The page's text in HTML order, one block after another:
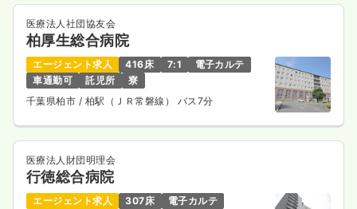
気になる 詳細を見る
検診・健診保健師 一般病院
日勤のみ（常勤）
※経験3年の例
時間 8:30～17:00
日祝休み
月給32万円以上可
医療法人社団協友会
柏厚生総合病院
エージェント求人 416床 7:1
電子カルテ
車通勤可
託児所
寮
千葉県柏市 / 柏駅（ＪＲ常磐線） バス7分
医療法人財団明理会
行徳総合病院
エージェント求人 307床
電子カルテ